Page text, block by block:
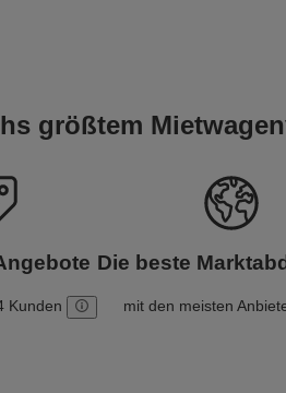
größtem
Kunden
Die beste
mit den meisten